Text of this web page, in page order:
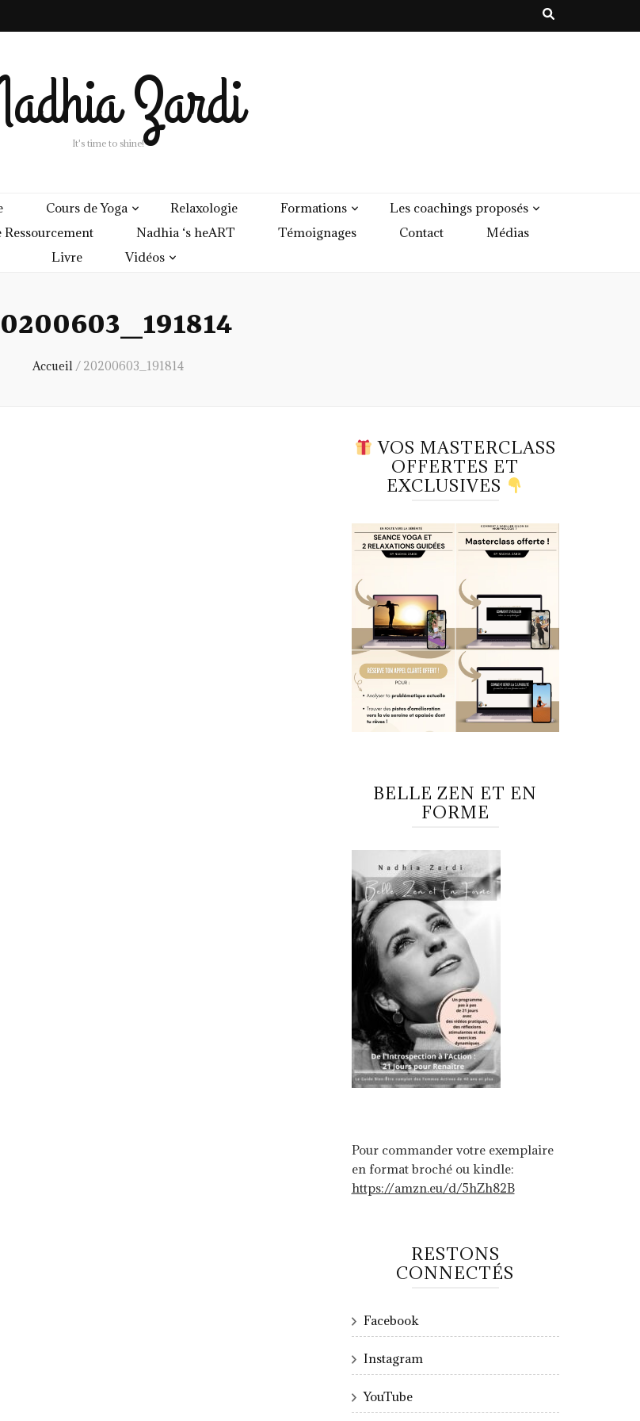
Zardi
It's time to shine!
Cours de Yoga Relaxologie Formations
Les coachings proposés
Ressourcement Nadhia ‘s heART Témoignages Contact
Médias
Livre
Vidéos
Accueil / 20200603_191814
VOS MASTERCLASS
OFFERTES ET
EXCLUSIVES
BELLE ZEN ET EN
FORME
Pour commander votre exemplaire
en format broché ou kindle:
https://amzn.eu/d/5hZh82B
RESTONS
CONNECTÉS
Facebook
Instagram
YouTube